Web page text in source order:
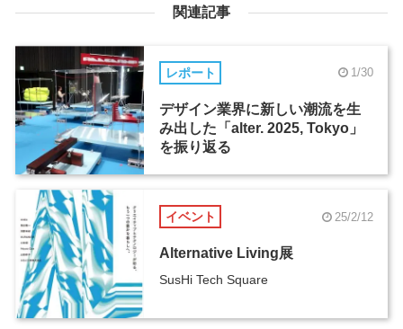
関連記事
レポート 1/30
デザイン業界に新しい潮流を生
み出した「alter. 2025, Tokyo」
を振り返る
イベント 25/2/12
Alternative Living展
SusHi Tech Square